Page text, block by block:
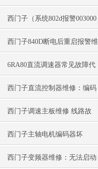
灵
西门子（系统802d报警003000
维修）
西门子840D断电后重启报警维
修
6RA80直流调速器常见故障代
码排查，新手也能快速解决
西门子直流控制器维修：编码
器故障
西门子调速主板维修 线路故
障
西门子主轴电机编码器坏
西门子变频器维修：无法启动